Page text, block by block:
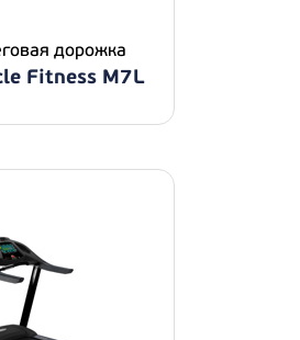
дорожка
Fitness M7L